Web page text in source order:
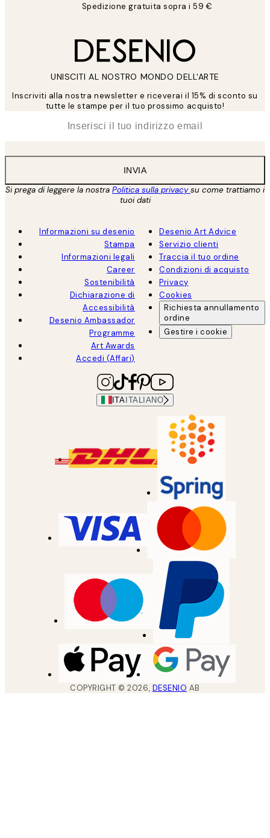
Spedizione gratuita sopra i 59 €
UNISCITI AL NOSTRO MONDO DELL'ARTE
Inscriviti alla nostra newsletter e riceverai il 15% di sconto su
tutte le stampe per il tuo prossimo acquisto!
INVIA
Si prega di leggere la nostra Politica sulla privacysu come trattiamo i
tuoi dati
Informazioni su desenio
Stampa
Informazioni legali
Career
Sostenibilità
Dichiarazione di
Accessibilità
Desenio Ambassador
Programme
Art Awards
Accedi (Affari)
Desenio Art Advice
Servizio clienti
Traccia il tuo ordine
Condizioni di acquisto
Privacy
Cookies
Richiesta annullamento
ordine
Gestire i cookie
ITA ITALIANO
COPYRIGHT ©2026, DESENIO AB